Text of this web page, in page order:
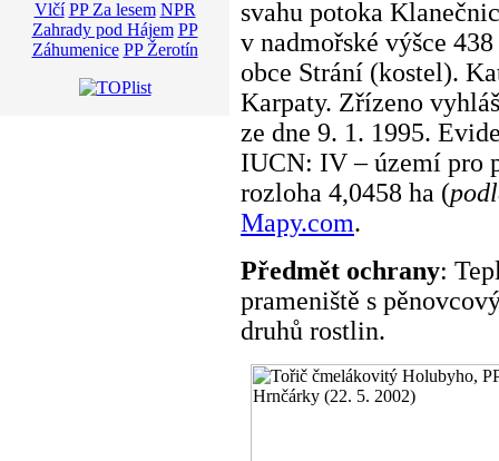
svahu potoka
v nadmořské výšce
obce Strání (kostel).
Karpaty. Zřízeno
ze dne 9. 1. 1995.
IUCN: IV – území pro
rozloha 4,0458 ha (
Mapy.com.
Předmět ochrany:
prameniště s
druhů rostlin.
Vlčí PP Za lesem NPR
Zahrady pod Hájem PP
Záhumenice PP Žerotín